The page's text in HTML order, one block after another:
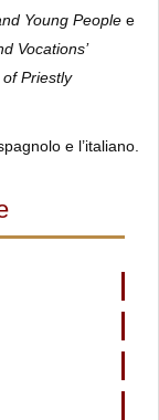
Young People e
Vocations’
Priestly
e l’italiano.